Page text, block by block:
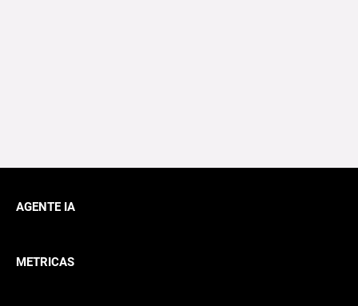
AGENTE IA
METRICAS